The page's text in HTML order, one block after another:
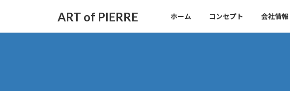
ART of PIERRE ホーム コンセプト 会社情報